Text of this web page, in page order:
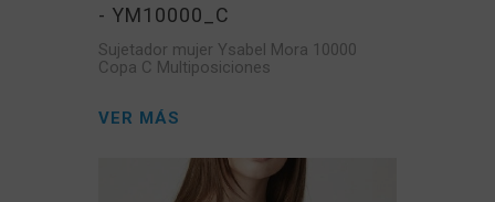
- YM10000_C
Sujetador mujer Ysabel Mora 10000
Copa C Multiposiciones
VER MÁS